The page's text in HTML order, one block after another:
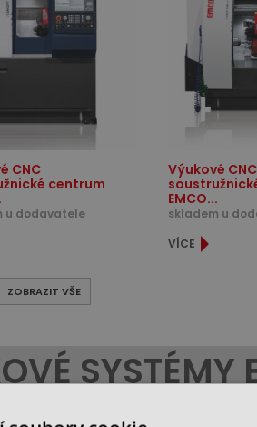
CNC
centrum
u dodavatele
Výukové CNC
EMCO...
skladem u
VÍCE
ZOBRAZIT VŠE
SYSTÉMY